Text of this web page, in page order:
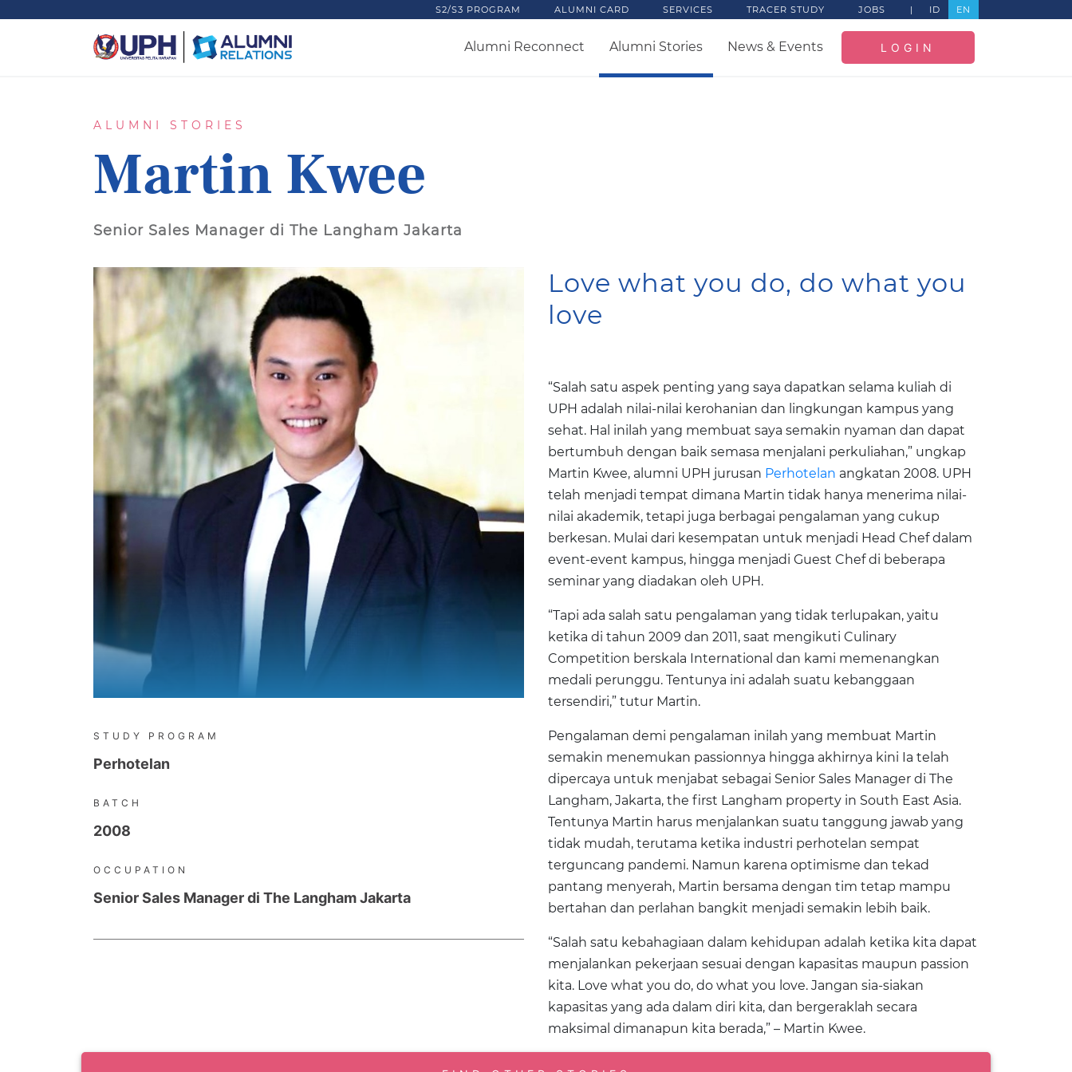
S2/S3 PROGRAM ALUMNI CARD SERVICES TRACER STUDY JOBS | ID EN
Alumni Reconnect Alumni Stories News & Events LOGIN
ALUMNI STORIES
Martin Kwee
Senior Sales Manager di The Langham Jakarta
STUDY PROGRAM
Perhotelan
BATCH
2008
OCCUPATION
Senior Sales Manager di The Langham Jakarta
Love what you do, do what you
love
“Salah satu aspek penting yang saya dapatkan selama kuliah di
UPH adalah nilai-nilai kerohanian dan lingkungan kampus yang
sehat. Hal inilah yang membuat saya semakin nyaman dan dapat
bertumbuh dengan baik semasa menjalani perkuliahan,” ungkap
Martin Kwee, alumni UPH jurusan Perhotelan angkatan 2008. UPH
telah menjadi tempat dimana Martin tidak hanya menerima nilai-
nilai akademik, tetapi juga berbagai pengalaman yang cukup
berkesan. Mulai dari kesempatan untuk menjadi Head Chef dalam
event-event kampus, hingga menjadi Guest Chef di beberapa
seminar yang diadakan oleh UPH.
“Tapi ada salah satu pengalaman yang tidak terlupakan, yaitu
ketika di tahun 2009 dan 2011, saat mengikuti Culinary
Competition berskala International dan kami memenangkan
medali perunggu. Tentunya ini adalah suatu kebanggaan
tersendiri,” tutur Martin.
Pengalaman demi pengalaman inilah yang membuat Martin
semakin menemukan passionnya hingga akhirnya kini Ia telah
dipercaya untuk menjabat sebagai Senior Sales Manager di The
Langham, Jakarta, the first Langham property in South East Asia.
Tentunya Martin harus menjalankan suatu tanggung jawab yang
tidak mudah, terutama ketika industri perhotelan sempat
terguncang pandemi. Namun karena optimisme dan tekad
pantang menyerah, Martin bersama dengan tim tetap mampu
bertahan dan perlahan bangkit menjadi semakin lebih baik.
“Salah satu kebahagiaan dalam kehidupan adalah ketika kita dapat
menjalankan pekerjaan sesuai dengan kapasitas maupun passion
kita. Love what you do, do what you love. Jangan sia-siakan
kapasitas yang ada dalam diri kita, dan bergeraklah secara
maksimal dimanapun kita berada,” – Martin Kwee.